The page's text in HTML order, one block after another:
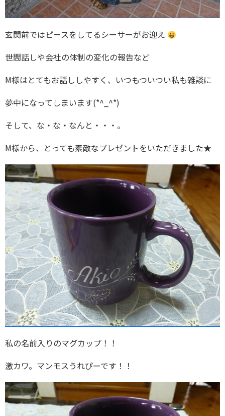
玄関前ではピースをしてるシーサーがお迎え
世間話しや会社の体制の変化の報告など
M様はとてもお話ししやすく、いつもついつい私も雑談に
夢中になってしまいます(*^_^*)
そして、な・な・なんと・・・。
M様から、とっても素敵なプレゼントをいただきました★
私の名前入りのマグカップ！！
激カワ。マンモスうれぴーです！！